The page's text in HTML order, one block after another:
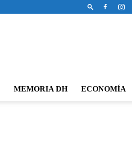
MEMORIA DH ECONOMÍA